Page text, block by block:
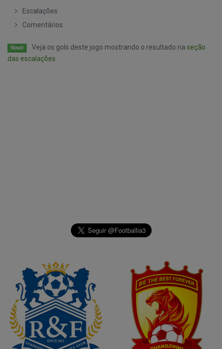
Escalações
Comentários
Novo! Veja os gols deste jogo mostrando o resultado na seção
das escalações.